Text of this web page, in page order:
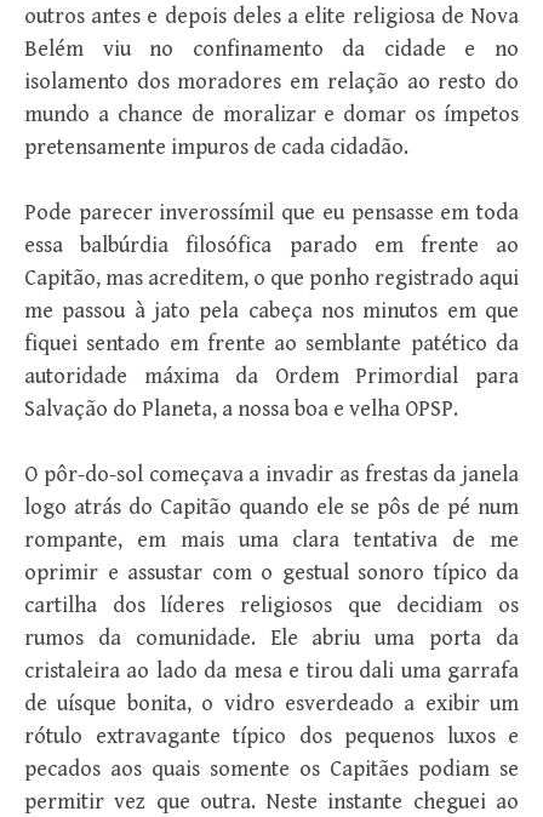
outros antes e depois deles a elite religiosa de Nova
Belém viu no confinamento da cidade e no
isolamento dos moradores em relação ao resto do
mundo a chance de moralizar e domar os ímpetos
pretensamente impuros de cada cidadão.
Pode parecer inverossímil que eu pensasse em toda
essa balbúrdia filosófica parado em frente ao
Capitão, mas acreditem, o que ponho registrado aqui
me passou à jato pela cabeça nos minutos em que
fiquei sentado em frente ao semblante patético da
autoridade máxima da Ordem Primordial para
Salvação do Planeta, a nossa boa e velha OPSP.
O pôr-do-sol começava a invadir as frestas da janela
logo atrás do Capitão quando ele se pôs de pé num
rompante, em mais uma clara tentativa de me
oprimir e assustar com o gestual sonoro típico da
cartilha dos líderes religiosos que decidiam os
rumos da comunidade. Ele abriu uma porta da
cristaleira ao lado da mesa e tirou dali uma garrafa
de uísque bonita, o vidro esverdeado a exibir um
rótulo extravagante típico dos pequenos luxos e
pecados aos quais somente os Capitães podiam se
permitir vez que outra. Neste instante cheguei ao